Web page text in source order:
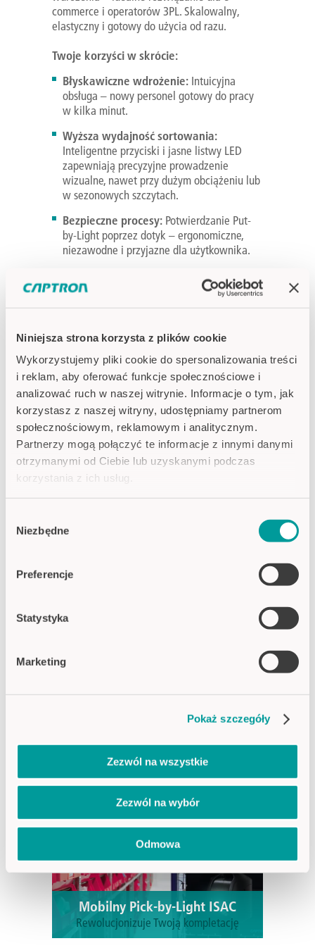
Niniejsza strona korzysta z plików cookie
Wykorzystujemy pliki cookie do spersonalizowania treści
i reklam, aby oferować funkcje społecznościowe i
analizować ruch w naszej witrynie. Informacje o tym, jak
korzystasz z naszej witryny, udostępniamy partnerom
społecznościowym, reklamowym i analitycznym.
Partnerzy mogą połączyć te informacje z innymi danymi
otrzymanymi od Ciebie lub uzyskanymi podczas
korzystania z ich usług.
Imprint
zgody
Niezbędne
Preferencje
Statystyka
Marketing
Pokaż szczegóły
Zezwól na wszystkie
Zezwól na wybór
Odmowa
commerce i operatorów 3PL. Skalowalny,
elastyczny i gotowy do użycia od razu.
Twoje korzyści w skrócie:
Błyskawiczne wdrożenie: Intuicyjna
obsługa – nowy personel gotowy do pracy
w kilka minut.
Wyższa wydajność sortowania:
Inteligentne przyciski i jasne listwy LED
zapewniają precyzyjne prowadzenie
wizualne, nawet przy dużym obciążeniu lub
w sezonowych szczytach.
Bezpieczne procesy: Potwierdzanie Put-
by-Light poprzez dotyk – ergonomiczne,
niezawodne i przyjazne dla użytkownika.
Więcej o Put-to-Light
Filmy
Pick-by-Light
Dowiedz się więcej z filmu.
Zobacz wideo
Mobilny Pick-by-Light ISAC
Rewolucjonizuje Twoją kompletację